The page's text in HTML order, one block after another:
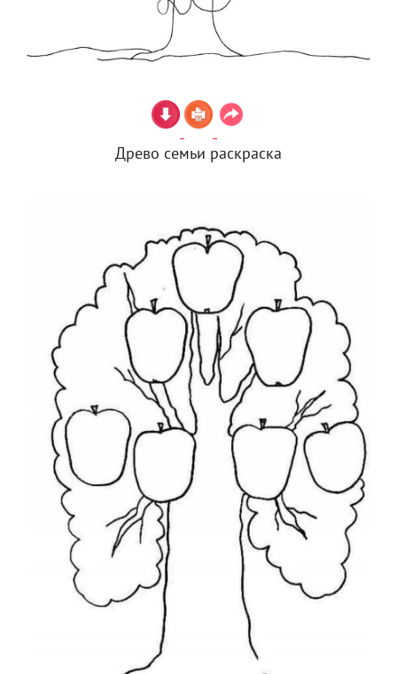
Древо семьи раскраска